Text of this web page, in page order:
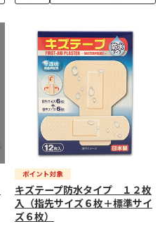
キズテープ防水タイプ １２枚
入（指先サイズ６枚＋標準サイ
ズ６枚）